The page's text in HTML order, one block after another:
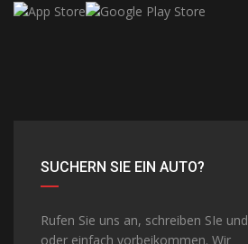
SUCHERN SIE EIN AUTO?
Rufen Sie uns an, schreiben SIe und
oder einfach vorbeikommen. Wir